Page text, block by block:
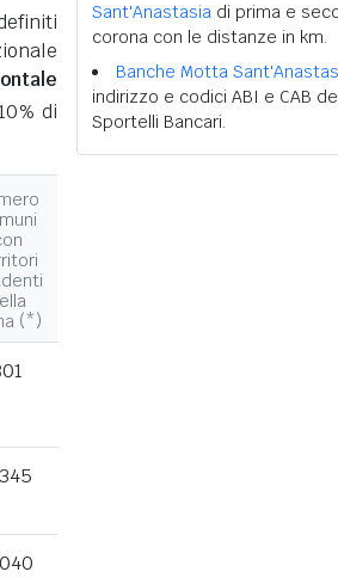
di
(*)
Sant'Anastasia di prima e
corona con le distanze in km.
Banche Motta
indirizzo e codici ABI e CAB
Sportelli Bancari.